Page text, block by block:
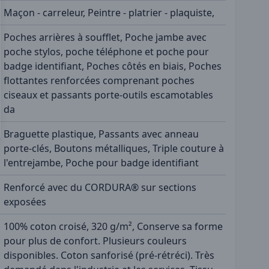
Maçon - carreleur, Peintre - platrier - plaquiste,
Poches arrières à soufflet, Poche jambe avec
poche stylos, poche téléphone et poche pour
badge identifiant, Poches côtés en biais, Poches
flottantes renforcées comprenant poches
ciseaux et passants porte-outils escamotables
da
Braguette plastique, Passants avec anneau
porte-clés, Boutons métalliques, Triple couture à
l'entrejambe, Poche pour badge identifiant
Renforcé avec du CORDURA® sur sections
exposées
100% coton croisé, 320 g/m², Conserve sa forme
pour plus de confort. Plusieurs couleurs
disponibles. Coton sanforisé (pré-rétréci). Très